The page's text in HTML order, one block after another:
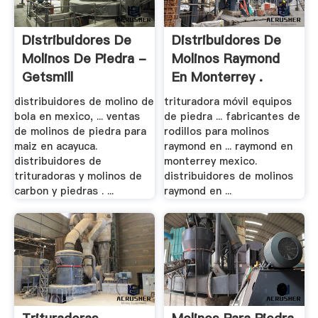
Distribuidores De
Molinos De Piedra -
Getsmill
distribuidores de molino de
bola en mexico, ... ventas
de molinos de piedra para
maiz en acayuca.
distribuidores de
trituradoras y molinos de
carbon y piedras . ...
Distribuidores De
Molinos Raymond
En Monterrey .
trituradora móvil equipos
de piedra ... fabricantes de
rodillos para molinos
raymond en ... raymond en
monterrey mexico.
distribuidores de molinos
raymond en ...